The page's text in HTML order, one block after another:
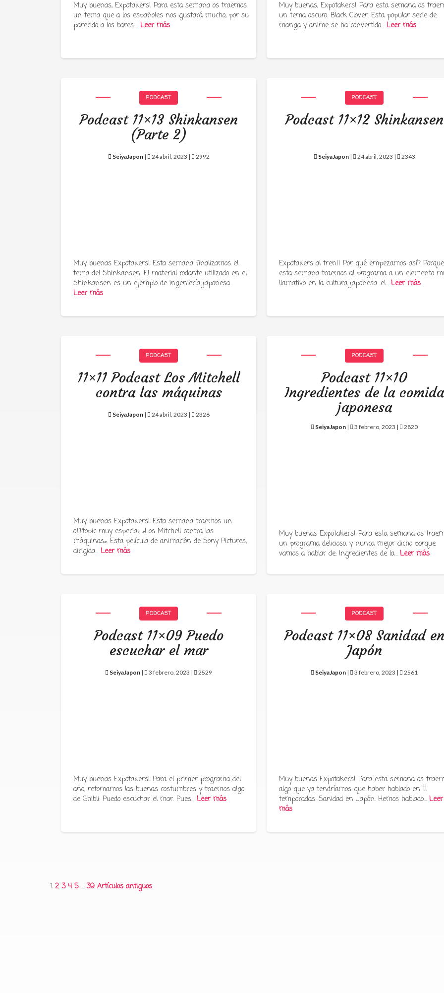
Muy buenas, Expotakers! Para esta semana os traemos
un tema que a los españoles nos gustará mucho, por su
parecido a los bares:…Leer más
Muy buenas, Expotakers! Para esta semana os
un tema oscuro: Black Clover. Esta popular serie de
manga y anime se ha convertido…Leer más
PODCAST
Podcast 11×13 Shinkansen
(Parte 2)
SeiyaJapon| 24 abril, 2023 | 2992
Muy buenas Expotakers! Esta semana finalizamos el
tema del Shinkansen. El material rodante utilizado en el
Shinkansen es un ejemplo de ingeniería japonesa…
Leer más
PODCAST
Podcast 11×12 Shinkansen
SeiyaJapon| 24 abril, 2023 | 2343
Expotakers al tren!! Por qué empezamos así? Porque
esta semana traemos al programa a un elemento
llamativo en la cultura japonesa: el…Leer más
PODCAST
11×11 Podcast Los Mitchell
contra las máquinas
SeiyaJapon| 24 abril, 2023 | 2326
Muy buenas Expotakers! Esta semana traemos un
offtopic muy especial: «Los Mitchell contra las
máquinas«. Esta película de animación de Sony Pictures,
dirigida…Leer más
PODCAST
Podcast 11×10
Ingredientes de la comida
japonesa
SeiyaJapon | 3 febrero, 2023 | 2820
Muy buenas Expotakers! Para esta semana os
un programa delicioso, y nunca mejor dicho porque
vamos a hablar de: Ingredientes de la…Leer más
PODCAST
Podcast 11×09 Puedo
escuchar el mar
SeiyaJapon | 3 febrero, 2023 | 2529
Muy buenas Expotakers! Para el primer programa del
año, retomamos las buenas costumbres y traemos algo
de Ghibli: Puedo escuchar el mar. Pues…Leer más
PODCAST
Podcast 11×08 Sanidad en
Japón
SeiyaJapon | 3 febrero, 2023 | 2561
Muy buenas Expotakers! Para esta semana os
algo que ya tendríamos que haber hablado en 11
temporadas: Sanidad en Japón. Hemos hablado…Leer
más
Paginación
1 2 3 4 5 … 39 Artículos antiguos